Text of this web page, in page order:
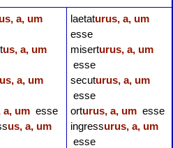
a, um
us, a, um
a, um
a, umesse
us, a, um
laetaturus, a, um
esse
miserturus, a, um
esse
secuturus, a, um
esse
orturus, a, umesse
ingressurus, a, um
esse